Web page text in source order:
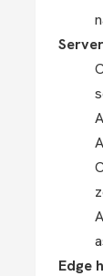
Edge